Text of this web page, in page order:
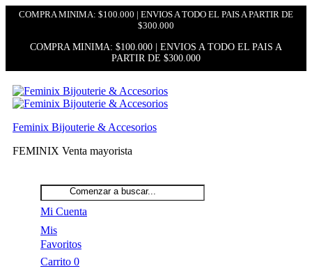
COMPRA MINIMA: $100.000 | ENVIOS A TODO EL PAIS A PARTIR DE
$300.000
COMPRA MINIMA: $100.000 | ENVIOS A TODO EL PAIS A
PARTIR DE $300.000
Feminix Bijouterie & Accesorios
FEMINIX Venta mayorista
Mi Cuenta
Mis
Favoritos
Carrito 0